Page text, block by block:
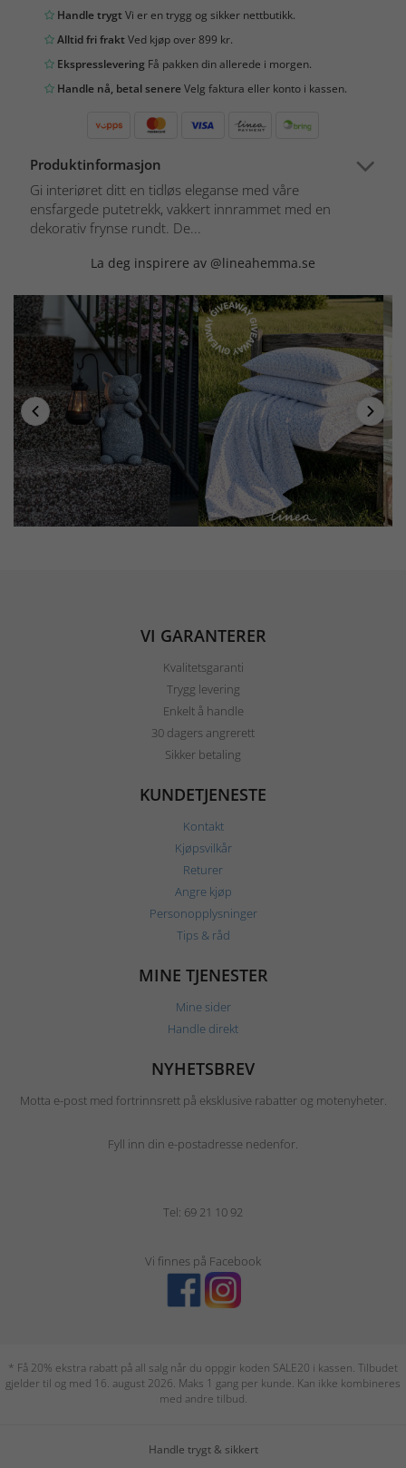
Handle trygtVi er en trygg og sikker nettbutikk.
Alltid fri fraktVed kjøp over 899 kr.
Ekspresslevering Få pakken din allerede i morgen.
Handle nå, betal senereVelg faktura eller konto i kassen.
Produktinformasjon
Gi interiøret ditt en tidløs eleganse med våre
ensfargede putetrekk, vakkert innrammet med en
dekorativ frynse rundt. De...
La deg inspirere av @lineahemma.se
VI GARANTERER
Kvalitetsgaranti
Trygg levering
Enkelt å handle
30 dagers angrerett
Sikker betaling
KUNDETJENESTE
Kontakt
Kjøpsvilkår
Returer
Angre kjøp
Personopplysninger
Tips & råd
MINE TJENESTER
Mine sider
Handle direkt
NYHETSBREV
Motta e-post med fortrinnsrett på eksklusive rabatter og motenyheter.
Fyll inn din e-postadresse nedenfor.
Tel: 69 21 10 92
Vi finnes på Facebook
* Få 20% ekstra rabatt på all salg når du oppgir koden SALE20 i kassen. Tilbudet
gjelder til og med 16. august 2026. Maks 1 gang per kunde. Kan ikke kombineres
med andre tilbud.
Handle trygt & sikkert